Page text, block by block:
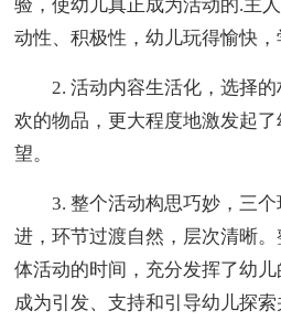
验，使幼儿真正成为活动的.主
动性、积极性，幼儿玩得愉快，
2. 活动内容生活化，选择的
欢的物品，更大程度地激发起
望。
3. 整个活动构思巧妙，三个
进，环节过渡自然，层次清晰
体活动的时间，充分发挥了幼
成为引发、支持和引导幼儿探